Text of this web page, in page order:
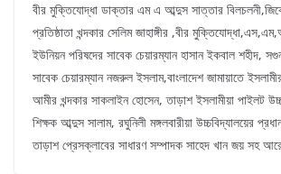
বীর মুক্তিযোদ্ধা ডাক্তার এম এ আব্দুস সাত্তার
প্রতিষ্ঠাতা খন্দকার সেলিম জাহাঙ্গীর ,বীর
ইউনিয়ন পরিষদের সাবেক চেয়ারম্যান হাসান ইকবাল শহীদ,
সাবেক চেয়ারম্যান নজরুল ইসলাম,বাংলাদেশ জামায়াতে
আমীর খন্দকার সাকলাইন হোসেন, তাড়াশ ইসলামীয়া পাইলট
শিক্ষক আব্দুস সালাম, রঘুনিলী মঙ্গলবারীয়া উচ্চবিদ্যালয়ের
তাড়াশ প্রেসক্লাবের সাধারণ সম্পাদক সাহেদ খান জয় সহ